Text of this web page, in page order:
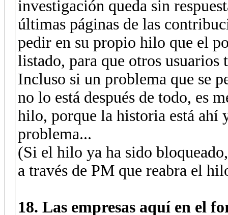
investigación queda sin
últimas páginas de las
pedir en su propio hilo que el
listado, para que otros
Incluso si un problema que se
no lo está después de todo, es
hilo, porque la historia está ahí
problema...
(Si el hilo ya ha sido
a través de PM que reabra el
18. Las empresas aquí en el